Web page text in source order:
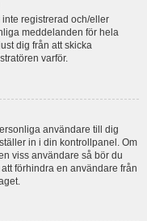
registrerad och/eller
meddelanden för hela
dig från att skicka
varför.
användare till dig
in i din kontrollpanel. Om
viss användare så bör du
förhindra en användare från